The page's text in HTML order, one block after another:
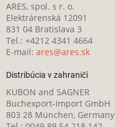
ARES, spol. s r. o.
Elektrárenská 12091
831 04 Bratislava 3
Tel.: +4212 4341 4664
E-mail: ares@ares.sk
Distribúcia v zahraničí
KUBON and SAGNER
Buchexport-Import GmbH
803 28 München, Germany